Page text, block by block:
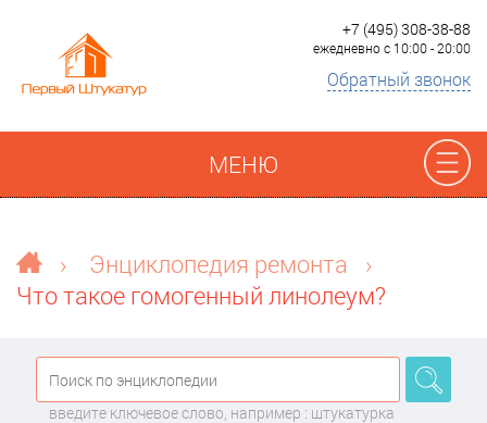
+7 (495) 308-38-88
ежедневно с 10:00 - 20:00
Обратный звонок
МЕНЮ
Наши работы
Преимущества
› Энциклопедия ремонта
›
Что такое гомогенный линолеум?
введите ключевое слово, например : штукатурка